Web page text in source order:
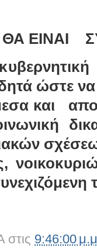
ΘΑ ΕΙΝΑΙ
ώστε
και
στις 9:46:00